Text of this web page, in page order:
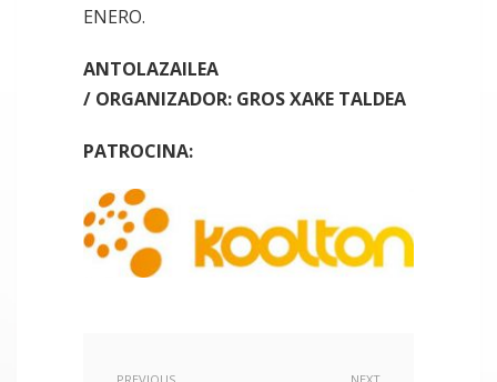
ENERO.
ANTOLAZAILEA
/ ORGANIZADOR: GROS XAKE TALDEA
PATROCINA: